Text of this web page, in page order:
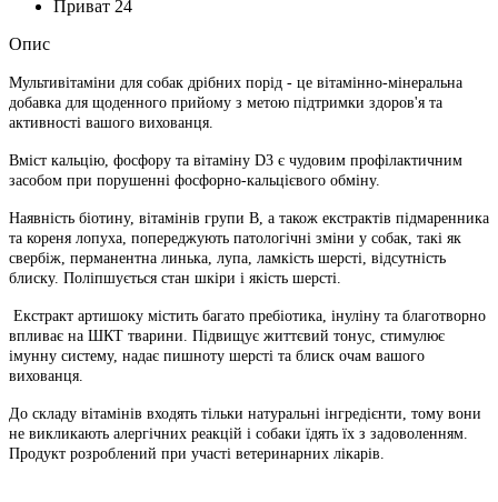
Приват 24
Опис
Мультивітаміни для собак дрібних порід - це вітамінно-мінеральна
добавка для щоденного прийому з метою підтримки здоров'я та
активності вашого вихованця.
Вміст кальцію, фосфору та вітаміну D3 є чудовим профілактичним
засобом при порушенні фосфорно-кальцієвого обміну.
Наявність біотину, вітамінів групи B, а також екстрактів підмаренника
та кореня лопуха, попереджують патологічні зміни у собак, такі як
свербіж, перманентна линька, лупа, ламкість шерсті, відсутність
блиску. Поліпшується стан шкіри і якість шерсті.
Екстракт артишоку містить багато пребіотика, інуліну та благотворно
впливає на ШКТ тварини. Підвищує життєвий тонус, стимулює
імунну систему, надає пишноту шерсті та блиск очам вашого
вихованця.
До складу вітамінів входять тільки натуральні інгредієнти, тому вони
не викликають алергічних реакцій і собаки їдять їх з задоволенням.
Продукт розроблений при участі ветеринарних лікарів.